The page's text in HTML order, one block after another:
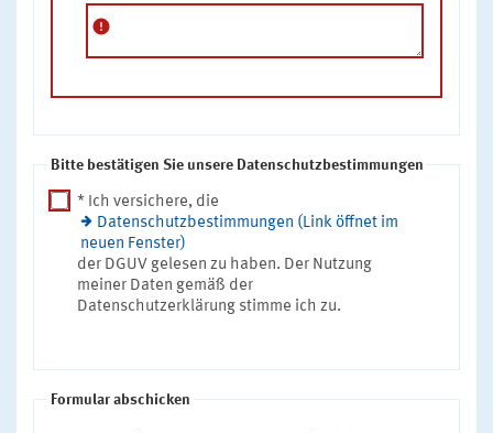
error
Bitte bestätigen Sie unsere Datenschutzbestimmungen
* Ich versichere, die
Datenschutzbestimmungen (Link öffnet im
neuen Fenster)
der DGUV gelesen zu haben. Der Nutzung
meiner Daten gemäß der
Datenschutzerklärung stimme ich zu.
Formular abschicken